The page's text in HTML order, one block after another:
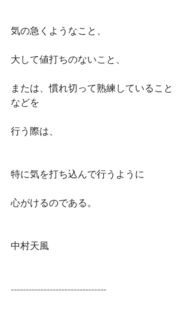
気の急くようなこと、
大して値打ちのないこと、
または、慣れ切って熟練していること
などを
行う際は、
特に気を打ち込んで行うように
心がけるのである。
中村天風
--------------------------------